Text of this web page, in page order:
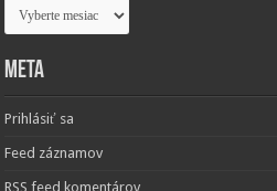
Archív
Meta
Prihlásiť sa
Feed záznamov
RSS feed komentárov